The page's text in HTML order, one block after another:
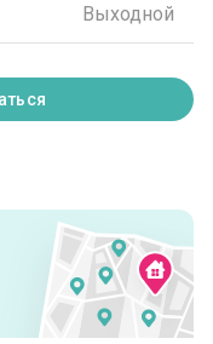
Выходной